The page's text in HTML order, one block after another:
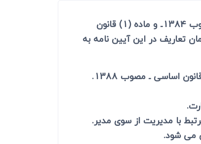
ماده 1ـ اصطلاحات و واژه های تعریف شده در ماده (1) قانون بازار اوراق بهادار جمهـوری اسلامی ایران ـ مصوب 1384ـ و ماده (1) قانون
اجرای سیـاستهای کلی اصل (44) قانون اساسی با همان تعاریف در این آیین نامه به
با مدیریت از سوی مدیر.
می شود.